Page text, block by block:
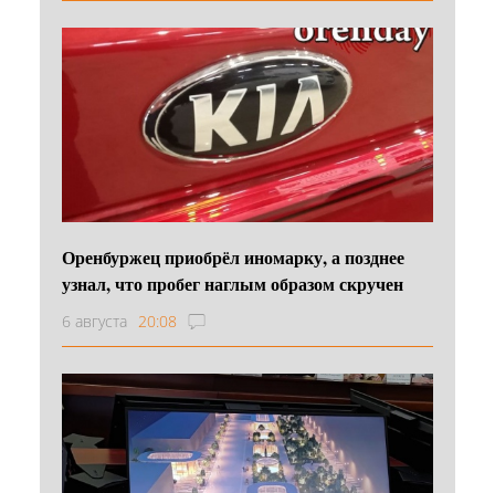
Оренбуржец приобрёл иномарку, а позднее
узнал, что пробег наглым образом скручен
6 августа 20:08